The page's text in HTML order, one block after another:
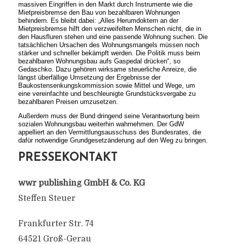
massiven Eingriffen in den Markt durch Instrumente wie die
Mietpreisbremse den Bau von bezahlbaren Wohnungen
behindern. Es bleibt dabei: „Alles Herumdoktern an der
Mietpreisbremse hilft den verzweifelten Menschen nicht, die in
den Hausfluren stehen und eine passende Wohnung suchen. Die
tatsächlichen Ursachen des Wohnungsmangels müssen noch
stärker und schneller bekämpft werden. Die Politik muss beim
bezahlbaren Wohnungsbau aufs Gaspedal drücken“, so
Gedaschko. Dazu gehören wirksame steuerliche Anreize, die
längst überfällige Umsetzung der Ergebnisse der
Baukostensenkungskommission sowie Mittel und Wege, um
eine vereinfachte und beschleunigte Grundstücksvergabe zu
bezahlbaren Preisen umzusetzen.
Außerdem muss der Bund dringend seine Verantwortung beim
sozialen Wohnungsbau weiterhin wahrnehmen. Der GdW
appelliert an den Vermittlungsausschuss des Bundesrates, die
dafür notwendige Grundgesetzänderung auf den Weg zu bringen.
PRESSEKONTAKT
wwr publishing GmbH & Co. KG
Steffen Steuer
Frankfurter Str. 74
64521 Groß-Gerau